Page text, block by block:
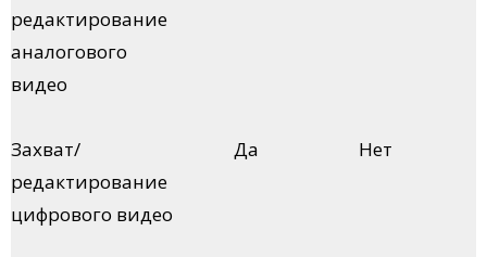
редактирование
аналогового
видео
Захват/
редактирование
цифрового видео
Да Нет